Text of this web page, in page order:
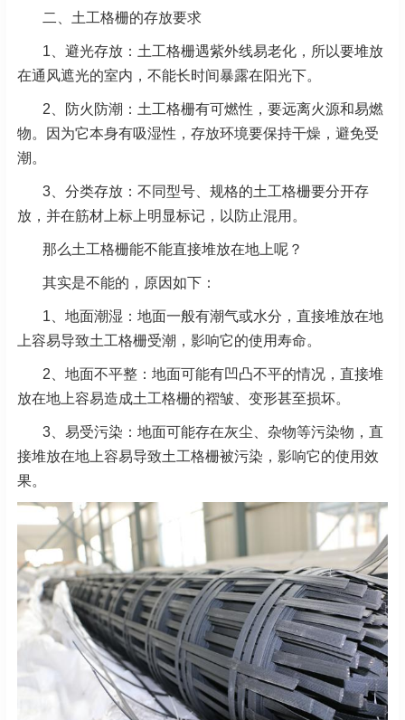
二、土工格栅的存放要求
1、避光存放：土工格栅遇紫外线易老化，所以要堆放
在通风遮光的室内，不能长时间暴露在阳光下。
2、防火防潮：土工格栅有可燃性，要远离火源和易燃
物。因为它本身有吸湿性，存放环境要保持干燥，避免受
潮。
3、分类存放：不同型号、规格的土工格栅要分开存
放，并在筋材上标上明显标记，以防止混用。
那么土工格栅能不能直接堆放在地上呢？
其实是不能的，原因如下：
1、地面潮湿：地面一般有潮气或水分，直接堆放在地
上容易导致土工格栅受潮，影响它的使用寿命。
2、地面不平整：地面可能有凹凸不平的情况，直接堆
放在地上容易造成土工格栅的褶皱、变形甚至损坏。
3、易受污染：地面可能存在灰尘、杂物等污染物，直
接堆放在地上容易导致土工格栅被污染，影响它的使用效
果。